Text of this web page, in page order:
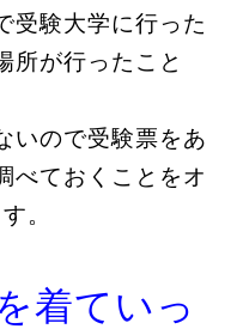
受験大学に行った
所が行ったこと
いので受験票をあ
べておくことをオ
。
着ていっ